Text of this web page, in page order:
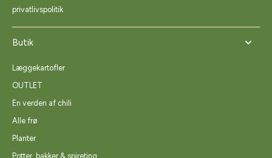
privatlivspolitik
Butik
Læggekartofler
OUTLET
En verden af chili
Alle frø
Planter
Potter, bakker & spireting